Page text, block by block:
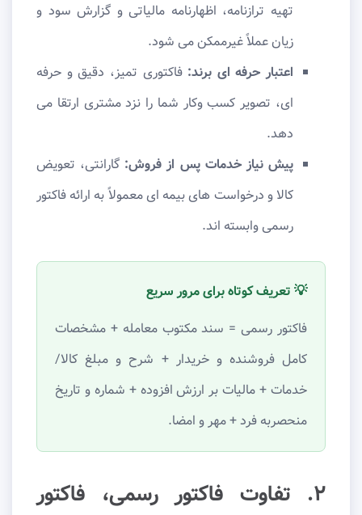
تهیه ترازنامه، اظهارنامه مالیاتی و گزارش سود و
زیان عملاً غیرممکن می شود.
اعتبار حرفه ای برند: فاکتوری تمیز، دقیق و حرفه
ای، تصویر کسب وکار شما را نزد مشتری ارتقا می
دهد.
پیش نیاز خدمات پس از فروش: گارانتی، تعویض
کالا و درخواست های بیمه ای معمولاً به ارائه فاکتور
رسمی وابسته اند.
💡 تعریف کوتاه برای مرور سریع
فاکتور رسمی = سند مکتوب معامله + مشخصات
کامل فروشنده و خریدار + شرح و مبلغ کالا/
خدمات + مالیات بر ارزش افزوده + شماره و تاریخ
منحصربه فرد + مهر و امضا.
۲. تفاوت فاکتور رسمی، فاکتور